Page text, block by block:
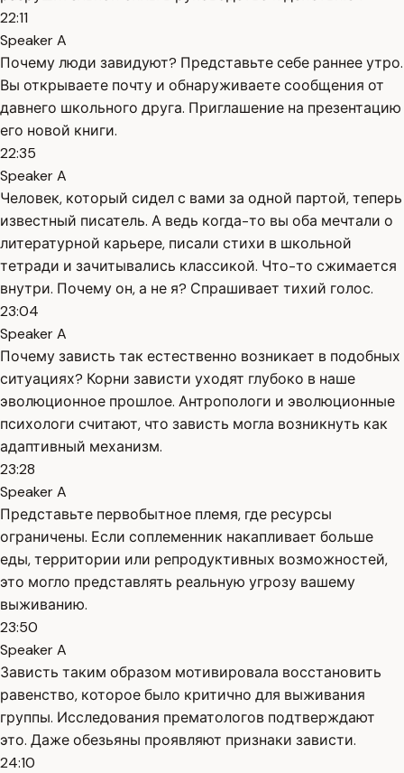
22:11
Speaker A
Почему люди завидуют? Представьте себе раннее утро.
Вы открываете почту и обнаруживаете сообщения от
давнего школьного друга. Приглашение на презентацию
его новой книги.
22:35
Speaker A
Человек, который сидел с вами за одной партой, теперь
известный писатель. А ведь когда-то вы оба мечтали о
литературной карьере, писали стихи в школьной
тетради и зачитывались классикой. Что-то сжимается
внутри. Почему он, а не я? Спрашивает тихий голос.
23:04
Speaker A
Почему зависть так естественно возникает в подобных
ситуациях? Корни зависти уходят глубоко в наше
эволюционное прошлое. Антропологи и эволюционные
психологи считают, что зависть могла возникнуть как
адаптивный механизм.
23:28
Speaker A
Представьте первобытное племя, где ресурсы
ограничены. Если соплеменник накапливает больше
еды, территории или репродуктивных возможностей,
это могло представлять реальную угрозу вашему
выживанию.
23:50
Speaker A
Зависть таким образом мотивировала восстановить
равенство, которое было критично для выживания
группы. Исследования прематологов подтверждают
это. Даже обезьяны проявляют признаки зависти.
24:10